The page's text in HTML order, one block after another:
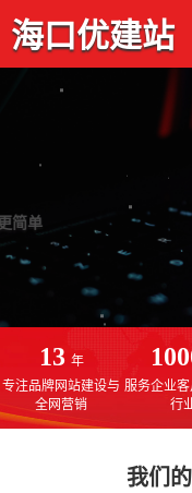
海口优建站
深耕
专注于海口网站建
13 年
专注品牌网站建设与
全网营销
服务企业
行
我们